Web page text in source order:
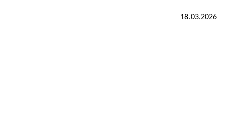
18.03.2026